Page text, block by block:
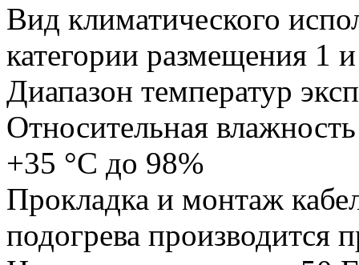
Вид климатического
категории размещения 1
Диапазон температур
Относительная
+35 °С до 98%
Прокладка и монтаж
подогрева производится